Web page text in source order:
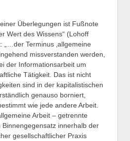
Überlegungen ist Fußnote
Wert des Wissens“ (Lohoff
„…der Terminus ‚allgemeine
missverstanden werden,
der Informationsarbeit um
Tätigkeit. Das ist nicht
sind in der kapitalistischen
genauso borniert,
wie jede andere Arbeit.
Arbeit – getrennte
Binnengegensatz innerhalb der
gesellschaftlicher Praxis